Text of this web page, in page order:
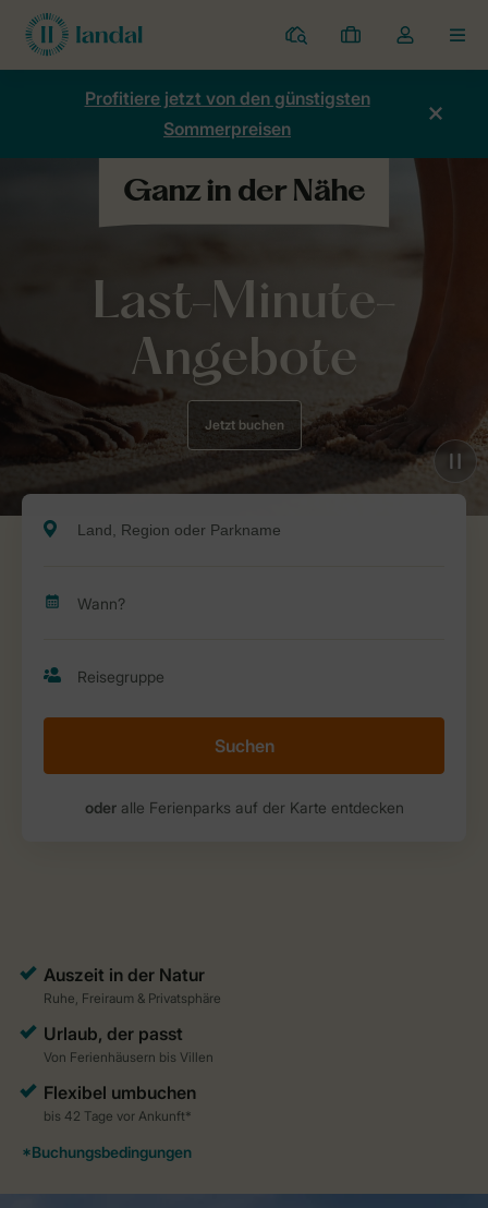
Ferienparks
Meine
Buchungen
Dropdown-
Menü
Kontos
Profitiere jetzt von den günstigsten
Sommerpreisen
Last-Minute-
Angebote
Jetzt buchen
Suchen
oderalle Ferienparks auf der Karte entdecken